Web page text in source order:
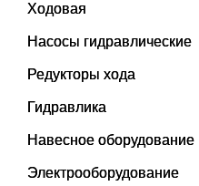
Ходовая
Насосы гидравлические
Редукторы хода
Гидравлика
Навесное оборудование
Электрооборудование